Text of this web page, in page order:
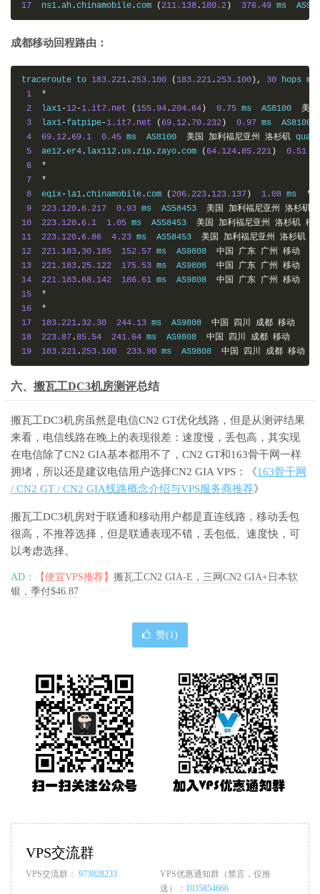
17
  ns1
.ah .chinamobile .com (211.138 . 180.2) 376.49 ms
成都移动回程路由：
traceroute to 183.221 .253.100 ( 183.221 .253.100), 30 hops
1
*
2
  lax1
-12-1.it7.net ( 155.94 .204.64) 0.75 ms  AS8100 美国
3
  lax1
-fatpipe-1.it7.net ( 69.12 . 70.232) 0.97 ms
4
69.12 . 69.1 0.45 ms  AS8100 美国 加利福尼亚州 洛杉矶
5
  ae12
.er4 . lax112 . us .zip .zayo .com ( 64.124 .85.221) 0.51
6
*
7
*
8
  eqix
-la1 .chinamobile .com (206.223 . 123.137) 1.08 ms *
9
223.120 . 6.217 0.93 ms  AS58453 美国 加利福尼亚州 洛杉矶
10
223.120 . 6.1 1.05 ms  AS58453 美国 加利福尼亚州 洛杉矶 移
11
223.120 . 6.86 4.23 ms  AS58453 美国 加利福尼亚州 洛杉矶
12
221.183 . 30.185 152.57 ms  AS9808 中国 广东 广州
移动
13
221.183 .25.122 175.53 ms  AS9808 中国 广东 广州
移动
14
221.183 . 68.142 186.61 ms  AS9808 中国 广东 广州
移动
15
*
16
*
17
183.221 . 32.30 244.13 ms  AS9808 中国 四川 成都 移动
18
223.87 .85.54 241.64 ms  AS9808 中国 四川 成都 移动
19
183.221 .253.100 233.90 ms  AS9808 中国 四川 成都 移动
六、 搬瓦工DC3机房测评总结
搬瓦工DC3机房虽然是电信CN2 GT优化线路，但是从测评结果
来看，电信线路在晚上的表现很差：速度慢，丢包高，其实现
在电信除了CN2 GIA基本都用不了，CN2 GT和163骨干网一样
拥堵，所以还是建议电信用户选择CN2 GIA VPS：《163骨干网
/ CN2 GT / CN2 GIA线路概念介绍与VPS服务商推荐》
搬瓦工DC3机房对于联通和移动用户都是直连线路，移动丢包
很高，不推荐选择，但是联通表现不错，丢包低、速度快，可
以考虑选择。
AD： 【便宜VPS推荐】 搬瓦工CN2 GIA-E，三网CN2 GIA+日本软
银，季付$46.87
赞(1 )
VPS交流群
VPS交流群： 973028233
VPS优惠通知群（禁言，仅推
送）： 1035854666